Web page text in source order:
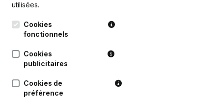
Publications
24-11-2021
17-05-2019
utilisées.
Cookies
fonctionnels
Cookies
publicitaires
Cookies de
préférence